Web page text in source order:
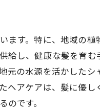
素材を活用した美髪ケ
を実現する島根県の取
質改善で得られる美容
つための健康的な髪質
す。特に、地域の
し、健康な髪を育
の水源を活かした
アケアは、髪に優
です。